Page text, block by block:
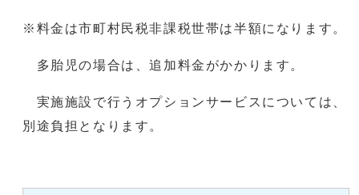
※料金は市町村民税非課税世帯は半額になります。
多胎児の場合は、追加料金がかかります。
実施施設で行うオプションサービスについては、
別途負担となります。